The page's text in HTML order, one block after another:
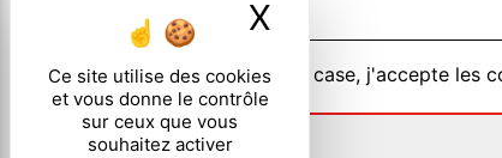
Ce site utilise des cookies
et vous donne le contrôle
sur ceux que vous
souhaitez activer
X
En cochant cette case, j'accepte les